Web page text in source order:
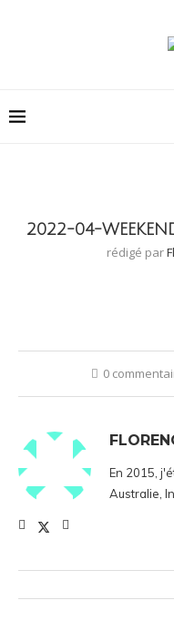
2022-04-
rédigé par
0
En 2015,
Australie,